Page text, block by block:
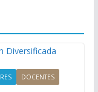
DOCENTES